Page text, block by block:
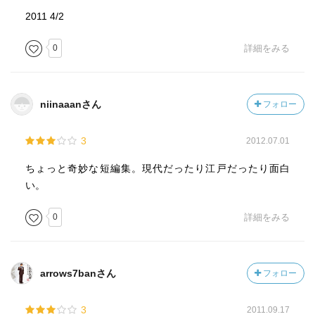
2011 4/2
0 詳細をみる
niinaaanさん フォロー
3 2012.07.01
ちょっと奇妙な短編集。現代だったり江戸だったり面白
い。
0 詳細をみる
arrows7banさん フォロー
3 2011.09.17